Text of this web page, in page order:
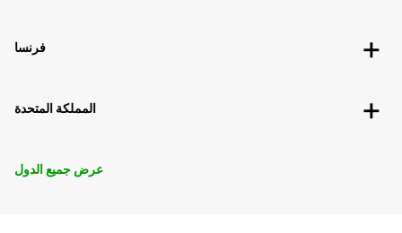
فرنسا
المملكة المتحدة
عرض جميع الدول